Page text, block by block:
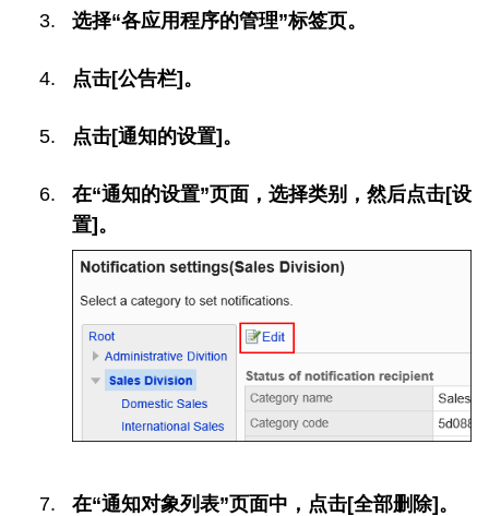
选择“各应用程序的管理”标签页。
点击[公告栏]。
点击[通知的设置]。
在“通知的设置”页面，选择类别，然后点击[设
置]。
在“通知对象列表”页面中，点击[全部删除]。